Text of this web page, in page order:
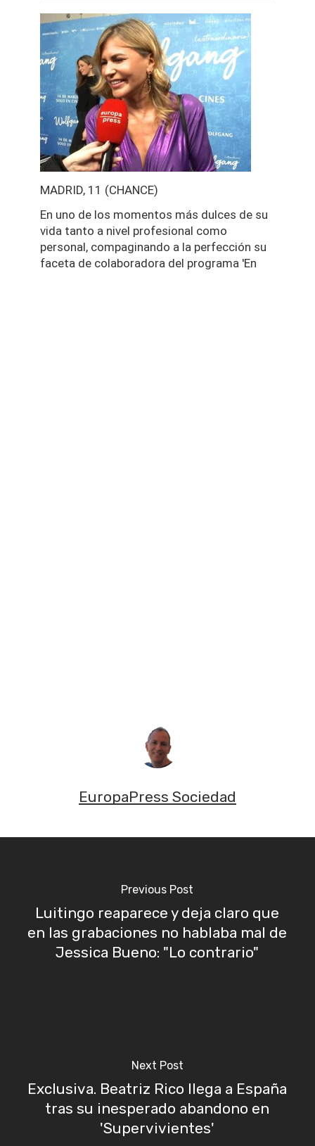
EuropaPress Sociedad
Previous Post
Luitingo reaparece y deja claro que
en las grabaciones no hablaba mal de
Jessica Bueno: "Lo contrario"
Next Post
Exclusiva. Beatriz Rico llega a España
tras su inesperado abandono en
'Supervivientes'